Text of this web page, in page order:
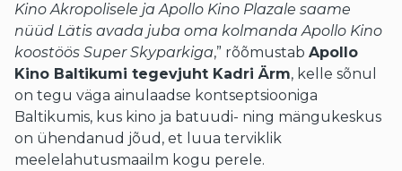
Kino Akropolisele ja Apollo Kino Plazale saame
nüüd Lätis avada juba oma kolmanda Apollo Kino
koostöös Super Skyparkiga,” rõõmustab Apollo
Kino Baltikumi tegevjuht Kadri Ärm, kelle sõnul
on tegu väga ainulaadse kontseptsiooniga
Baltikumis, kus kino ja batuudi- ning mängukeskus
on ühendanud jõud, et luua terviklik
meelelahutusmaailm kogu perele.